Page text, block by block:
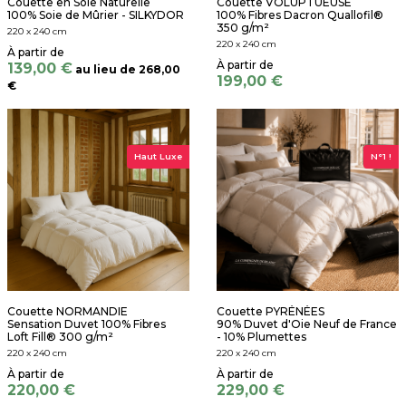
100% Soie de Mûrier - SILKYDOR
220 x 240 cm
139,00 € au lieu de 268,00
€
100% Fibres Dacron Quallofil®
350 g/m²
220 x 240 cm
199,00 €
Haut Luxe
Couette NORMANDIE
Sensation Duvet 100% Fibres
Loft Fill® 300 g/m²
220 x 240 cm
220,00 €
N°1 !
Couette PYRÉNÉES
90% Duvet d'Oie Neuf de France
- 10% Plumettes
220 x 240 cm
229,00 €